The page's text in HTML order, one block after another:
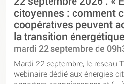
citoyennes : comment
coopératives peuvent
la transition
mardi 22 septembre de
Mardi 22 septembre, le réseau
webinaire dédié aux énergies